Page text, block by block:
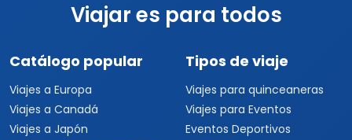
Viajar es para todos
Catálogo popular
Viajes a Europa
Viajes a Canadá
Viajes a Japón
Tipos de viaje
Viajes para quinceaneras
Viajes para Eventos
Eventos Deportivos